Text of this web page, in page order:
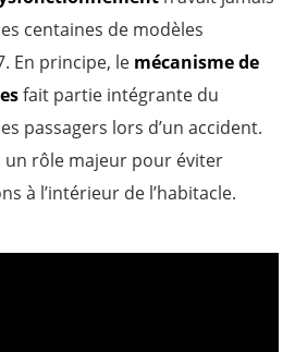
centaines de modèles
En principe, le mécanisme de
fait partie intégrante du
passagers lors d’un accident.
un rôle majeur pour éviter
à l’intérieur de l’habitacle.